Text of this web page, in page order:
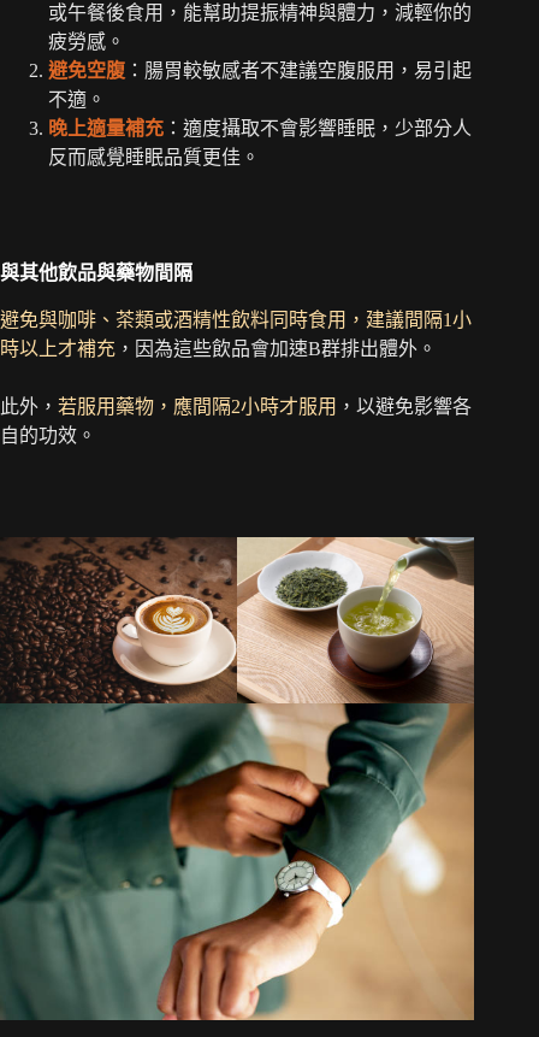
或午餐後食用，能幫助提振精神與體力，減輕你的
疲勞感。
避免空腹 ：腸胃較敏感者不建議空腹服用，易引起
不適。
晚上適量補充 ：適度攝取不會影響睡眠，少部分人
反而感覺睡眠品質更佳。
與其他飲品與藥物間隔
避免與咖啡、茶類或酒精性飲料同時食用，建議間隔1小
時以上才補充 ，因為這些飲品會加速B群排出體外。
此外， 若服用藥物，應間隔2小時才服用 ，以避免影響各
自的功效。